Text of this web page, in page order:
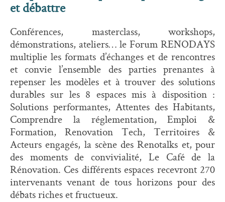
et débattre
Conférences, masterclass, workshops,
démonstrations, ateliers… le Forum RENODAYS
multiplie les formats d’échanges et de rencontres
et convie l’ensemble des parties prenantes à
repenser les modèles et à trouver des solutions
durables sur les 8 espaces mis à disposition :
Solutions performantes, Attentes des Habitants,
Comprendre la réglementation, Emploi &
Formation, Renovation Tech, Territoires &
Acteurs engagés, la scène des Renotalks et, pour
des moments de convivialité, Le Café de la
Rénovation. Ces différents espaces recevront 270
intervenants venant de tous horizons pour des
débats riches et fructueux.